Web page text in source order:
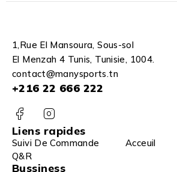
1,Rue El Mansoura, Sous-sol
El Menzah 4 Tunis, Tunisie, 1004.
contact@manysports.tn
+216 22 666 222
Liens rapides
Suivi De Commande
Acceuil
Q&R
Bussiness